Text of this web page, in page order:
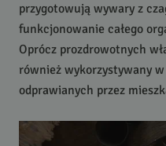
przygotowują wywary z
funkcjonowanie całego
Oprócz prozdrowotnych
również wykorzystywany
odprawianych przez